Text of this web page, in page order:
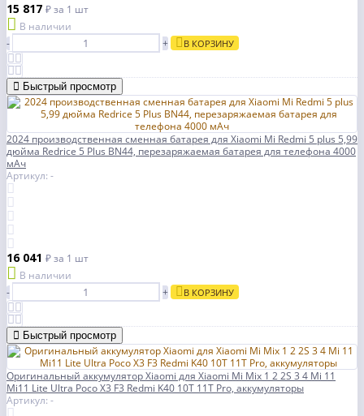
15 817 ₽за 1 шт
В наличии
-
+ В КОРЗИНУ
Быстрый просмотр
2024 производственная сменная батарея для Xiaomi Mi Redmi 5 plus 5,99
дюйма Redrice 5 Plus BN44, перезаряжаемая батарея для телефона 4000
мАч
Артикул: -
16 041 ₽за 1 шт
В наличии
-
+ В КОРЗИНУ
Быстрый просмотр
Оригинальный аккумулятор Xiaomi для Xiaomi Mi Mix 1 2 2S 3 4 Mi 11
Mi11 Lite Ultra Poco X3 F3 Redmi K40 10T 11T Pro, аккумуляторы
Артикул: -